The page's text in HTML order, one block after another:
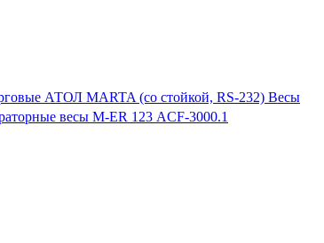
Весы
весы M-ER 123 АCF-3000.1